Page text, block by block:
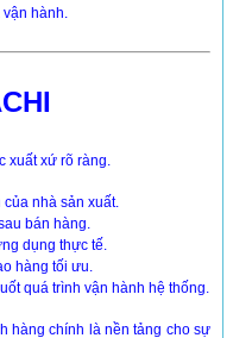
hành.
xuất xứ rõ ràng.
nhà sản xuất.
bán hàng.
dụng thực tế.
hàng tối ưu.
quá trình vận hành hệ thống.
hàng chính là nền tảng cho sự